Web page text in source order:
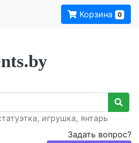
Корзина 0
игрушка, янтарь
Задать вопрос?